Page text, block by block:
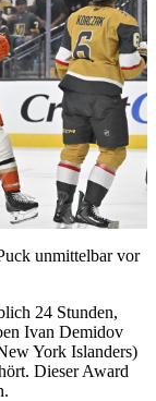
unmittelbar vor
24 Stunden,
Ivan Demidov
York Islanders)
Dieser Award